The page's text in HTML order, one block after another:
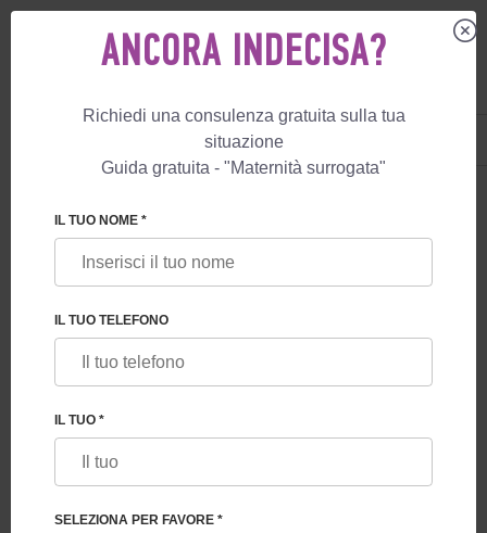
BLOG
LIMITE DI ETÀ PER LA MATERNITÀ
ANCORA INDECISA?
Richiedi una consulenza gratuita sulla tua
situazione
Guida gratuita - "Maternità surrogata"
IL TUO NOME *
IL TUO TELEFONO
IL TUO *
SELEZIONA PER FAVORE *